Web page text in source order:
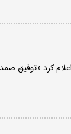
کرد «توفیق